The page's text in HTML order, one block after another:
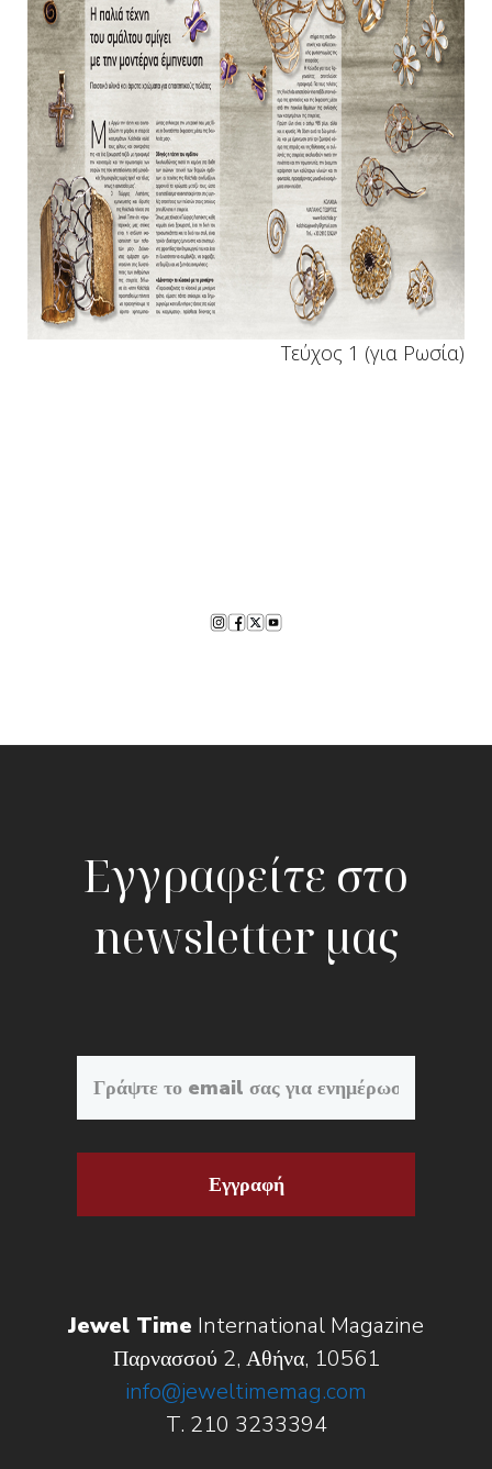
Τεύχος 1 (για Ρωσία)
Εγγραφείτε στο
newsletter μας
Εγγραφή
Jewel Time International Magazine
Παρνασσού 2, Αθήνα, 10561
info@jeweltimemag.com
T. 210 3233394